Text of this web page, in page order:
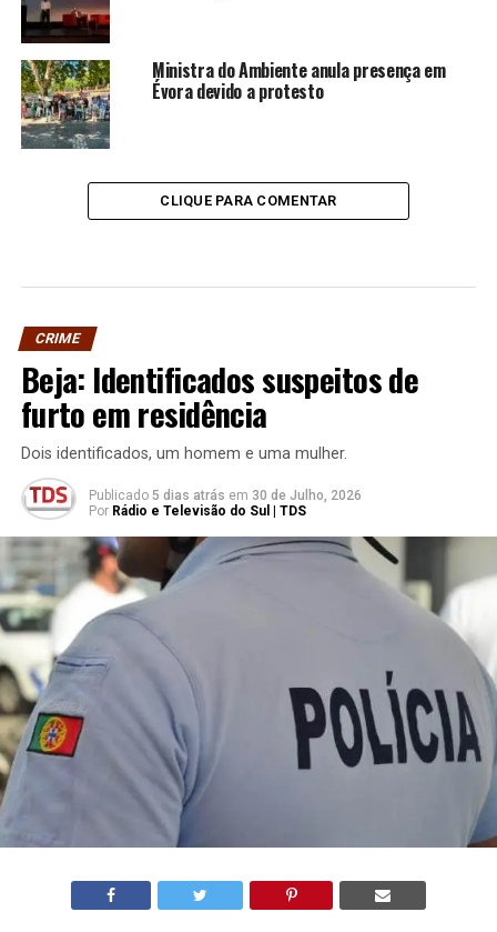
Ministra do Ambiente anula presença em
Évora devido a protesto
CLIQUE PARA COMENTAR
CRIME
Beja: Identificados suspeitos de
furto em residência
Dois identificados, um homem e uma mulher.
Publicado 5 dias atrás em 30 de Julho, 2026
Por Rádio e Televisão do Sul | TDS